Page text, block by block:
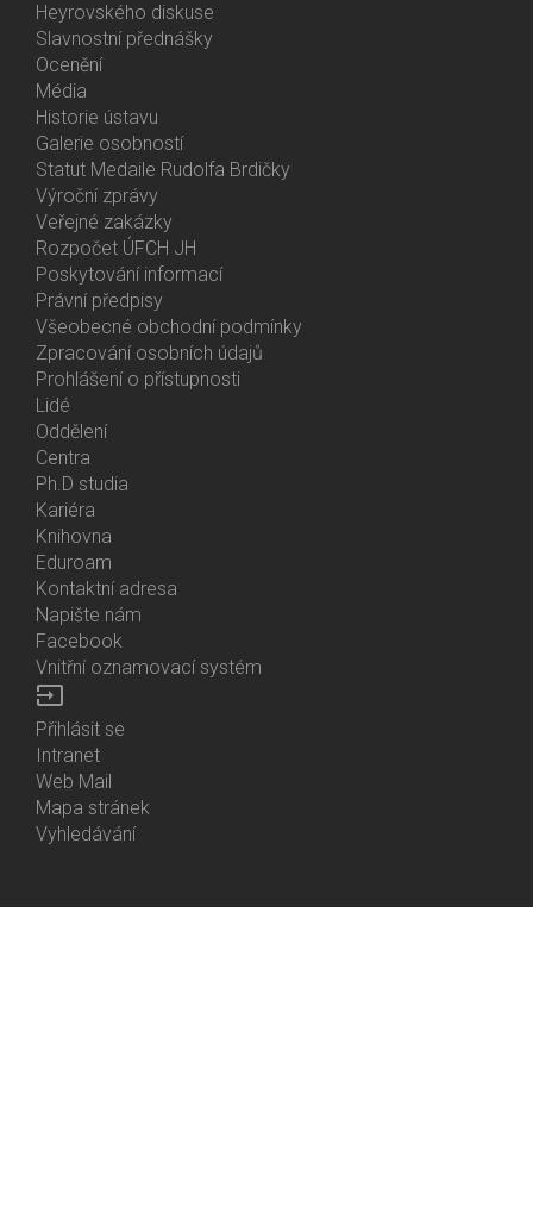
Heyrovského diskuse
Slavnostní přednášky
Ocenění
Média
Historie ústavu
Galerie osobností
Statut Medaile Rudolfa Brdičky
Bottom
Menu
About
Us
Výroční zprávy
Veřejné zakázky
Rozpočet ÚFCH JH
Poskytování informací
Právní předpisy
Všeobecné obchodní podmínky
Zpracování osobních údajů
Prohlášení o přístupnosti
Bottom
Menu
Contacts
Lidé
Oddělení
Centra
Ph.D studia
Kariéra
Knihovna
Eduroam
Kontaktní adresa
Napište nám
Facebook
Vnitřní oznamovací systém
input
Bottom
Menu
Login
Přihlásit se
Intranet
Web Mail
Mapa stránek
Vyhledávání